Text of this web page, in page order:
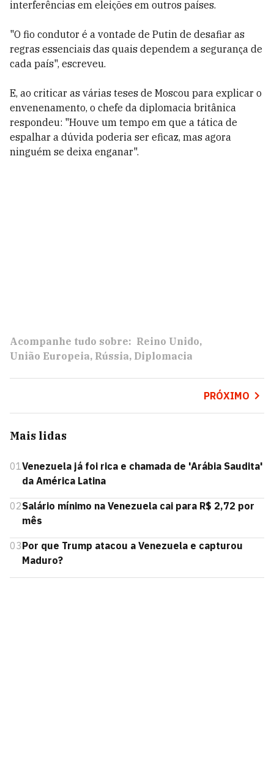
interferências em eleições em outros países.
"O fio condutor é a vontade de Putin de desafiar as
regras essenciais das quais dependem a segurança de
cada país", escreveu.
E, ao criticar as várias teses de Moscou para explicar o
envenenamento, o chefe da diplomacia britânica
respondeu: "Houve um tempo em que a tática de
espalhar a dúvida poderia ser eficaz, mas agora
ninguém se deixa enganar".
Acompanhe tudo sobre: Reino Unido
União Europeia Rússia Diplomacia
PRÓXIMO
Mais lidas
01Venezuela já foi rica e chamada de 'Arábia Saudita'
da América Latina
02Salário mínimo na Venezuela cai para R$ 2,72 por
mês
03Por que Trump atacou a Venezuela e capturou
Maduro?